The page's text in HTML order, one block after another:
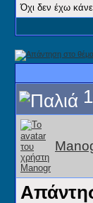
Όχι δεν έχω